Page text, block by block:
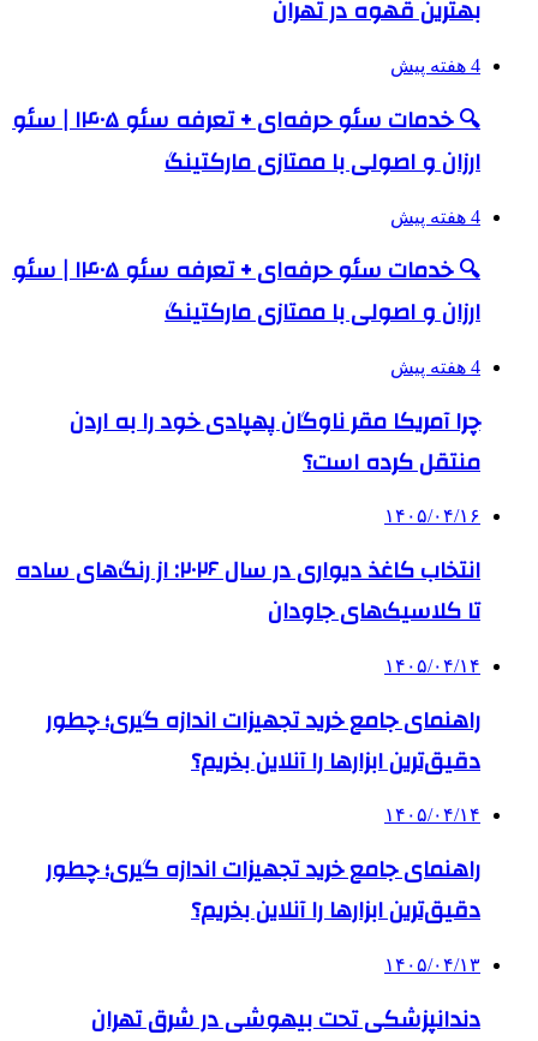
بهترین قهوه در تهران
4 هفته پیش
🔍 خدمات سئو حرفه‌ای + تعرفه سئو ۱۴۰۵ | سئو
ارزان و اصولی با ممتازی مارکتینگ
4 هفته پیش
🔍 خدمات سئو حرفه‌ای + تعرفه سئو ۱۴۰۵ | سئو
ارزان و اصولی با ممتازی مارکتینگ
4 هفته پیش
چرا آمریکا مقر ناوگان پهپادی خود را به اردن
منتقل کرده است؟
۱۴۰۵/۰۴/۱۶
انتخاب کاغذ دیواری در سال ۲۰۲۶: از رنگ‌های ساده
تا کلاسیک‌های جاودان
۱۴۰۵/۰۴/۱۴
راهنمای جامع خرید تجهیزات اندازه گیری؛ چطور
دقیق‌ترین ابزارها را آنلاین بخریم؟
۱۴۰۵/۰۴/۱۴
راهنمای جامع خرید تجهیزات اندازه گیری؛ چطور
دقیق‌ترین ابزارها را آنلاین بخریم؟
۱۴۰۵/۰۴/۱۳
دندانپزشکی تحت بیهوشی در شرق تهران